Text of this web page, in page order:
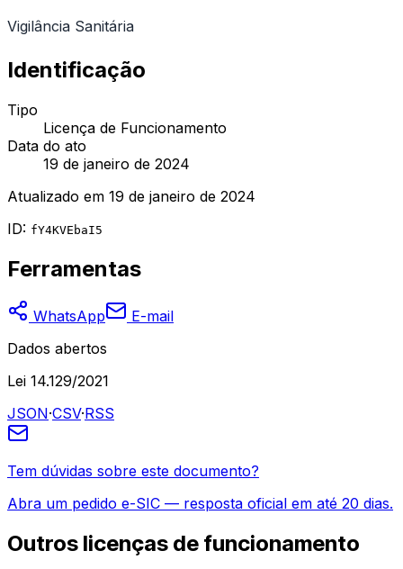
Vigilância Sanitária
Identificação
Tipo
Licença de Funcionamento
Data do ato
19 de janeiro de 2024
Atualizado em 19 de janeiro de 2024
ID: fY4KVEbaI5
Ferramentas
WhatsApp
E-mail
Dados abertos
Lei 14.129/2021
JSON·CSV·RSS
Tem dúvidas sobre este documento?
Abra um pedido e-SIC — resposta oficial em até 20 dias.
Outros licenças de funcionamento